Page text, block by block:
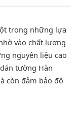
trong những lựa
vào chất lượng
nguyên liệu cao
tường Hàn
còn đảm bảo độ